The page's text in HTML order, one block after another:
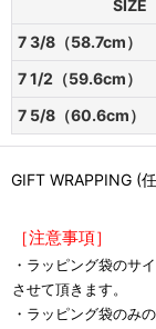
SIZE
7 3/8（58.7cm）
7 1/2（59.6cm）
7 5/8（60.6cm）
GIFT WRAPPING (
［注意事項］
・ラッピング袋のサ
させて頂きます。
・ラッピング袋のみ